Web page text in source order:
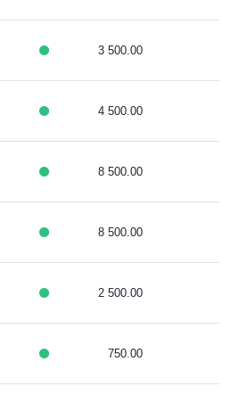
3 500.00
4 500.00
8 500.00
8 500.00
2 500.00
750.00